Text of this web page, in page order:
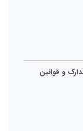
و قوانین